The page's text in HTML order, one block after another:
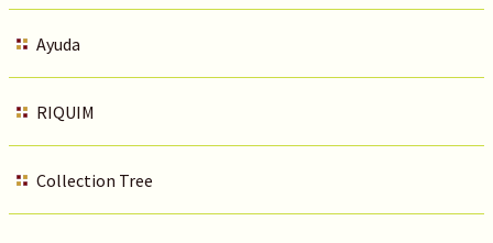
Ayuda
RIQUIM
Collection Tree